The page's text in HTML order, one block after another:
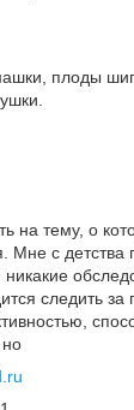
плоды
на тему, о
Мне с детства
следить за
но